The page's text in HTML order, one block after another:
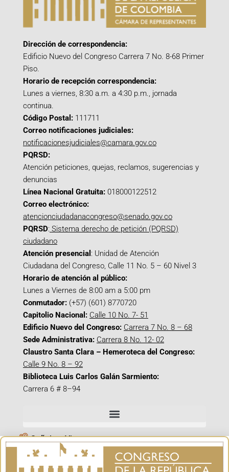
Dirección de correspondencia:
Edificio Nuevo del Congreso Carrera 7 No. 8-68 Primer
Piso.
Horario de recepción correspondencia:
Lunes a viernes, 8:30 a.m. a 4:30 p.m., jornada
continua.
Código Postal: 111711
Correo notificaciones judiciales:
notificacionesjudiciales@camara.gov.co
PQRSD:
Atención peticiones, quejas, reclamos, sugerencias y
denuncias
Línea Nacional Gratuita: 018000122512
Correo electrónico:
atencionciudadanacongreso@senado.gov.co
PQRSD: Sistema derecho de petición (PQRSD)
ciudadano
Atención presencial : Unidad de Atención
Ciudadana del Congreso, Calle 11 No. 5 – 60 Nivel 3
Horario de atención al público:
Lunes a Viernes de 8:00 am a 5:00 pm
Conmutador: (+57) (601) 8770720
Capitolio Nacional: Calle 10 No. 7- 51
Edificio Nuevo del Congreso: Carrera 7 No. 8 – 68
Sede Administrativa: Carrera 8 No. 12- 02
Claustro Santa Clara – Hemeroteca del Congreso:
Calle 9 No. 8 – 92
Biblioteca Luis Carlos Galán Sarmiento:
Carrera 6 # 8–94
Señal en Vivo
Facebook_@CamaraColombia